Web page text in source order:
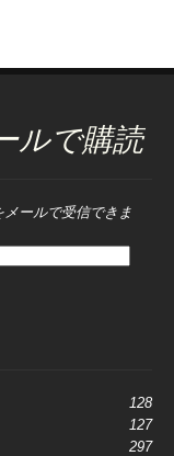
ルで購読
ールで受信できま
128
127
297